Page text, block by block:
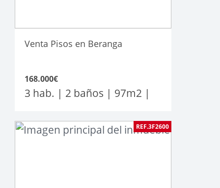
Venta Pisos en Beranga
168.000€
3 hab. | 2 baños | 97m2 |
REF.3F2600